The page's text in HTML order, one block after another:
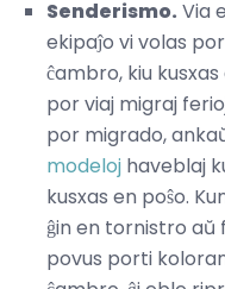
Senderismo. Via
ekipaĵo vi volas
ĉambro, kiu
por viaj migraj
por migrado,
modeloj haveblaj
kusxas en poŝo.
ĝin en tornistro aŭ
povus porti